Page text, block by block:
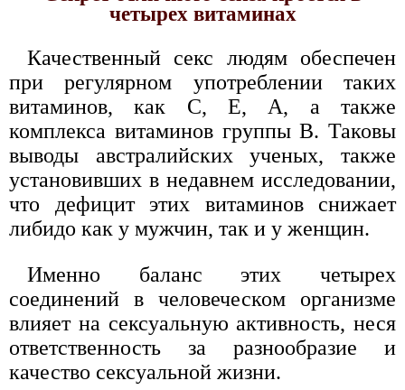
четырех витаминах
Качественный секс людям обеспечен
при регулярном употреблении таких
витаминов, как С, Е, А, а также
комплекса витаминов группы В. Таковы
выводы австралийских ученых, также
установивших в недавнем исследовании,
что дефицит этих витаминов снижает
либидо как у мужчин, так и у женщин.
Именно баланс этих четырех
соединений в человеческом организме
влияет на сексуальную активность, неся
ответственность за разнообразие и
качество сексуальной жизни.